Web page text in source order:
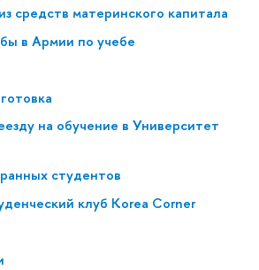
средств материнского капитала
в Армии по учебе
на обучение в Университет
студентов
клуб Korea Corner